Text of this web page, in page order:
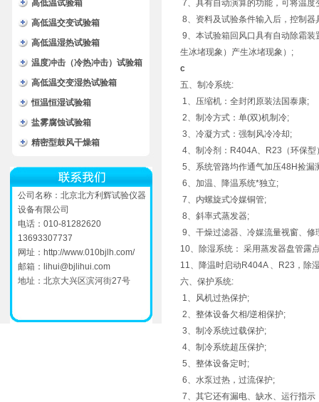
高低温试验箱
高低温交变试验箱
高低温湿热试验箱
温度冲击（冷热冲击）试验箱
高低温交变湿热试验箱
恒温恒湿试验箱
盐雾腐蚀试验箱
精密型鼓风干燥箱
公司名称：北京北方利辉试验仪器
设备有限公司
电话：010-81282620
13693307737
网址： http://www.010bjlh.com/
邮箱： lihui@bjlihui.com
地址：北京大兴区滨河街27号
7、具有自动演算的功能，可将温
8、资料及试验条件输入后，控制
9、本试验箱回风口具有自动除霜
生冰堵现象）产生冰堵现象）;
c
五、制冷系统:
1、压缩机：全封闭原装法国泰康;
2、制冷方式：单(双)机制冷;
3、冷凝方式：强制风冷冷却;
4、制冷剂：R404A、R23（环保型
5、系统管路均作通气加压48H捡漏
6、加温、降温系统*独立;
7、内螺旋式冷媒铜管;
8、斜率式蒸发器;
9、干燥过滤器、冷媒流量视窗、
10、除湿系统： 采用蒸发器盘管露
11、降温时启动R404A 、R23，除
六、保护系统:
1、风机过热保护;
2、整体设备欠相/逆相保护;
3、制冷系统过载保护;
4、制冷系统超压保护;
5、整体设备定时;
6、水泵过热，过流保护;
7、其它还有漏电、缺水、运行指